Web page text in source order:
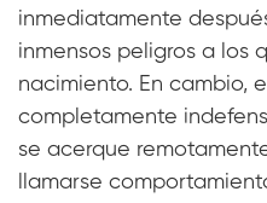
inmediatamente
inmensos peligros a los
nacimiento. En cambio,
completamente
se acerque
llamarse